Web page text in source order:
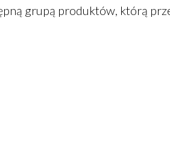
grupą produktów, którą